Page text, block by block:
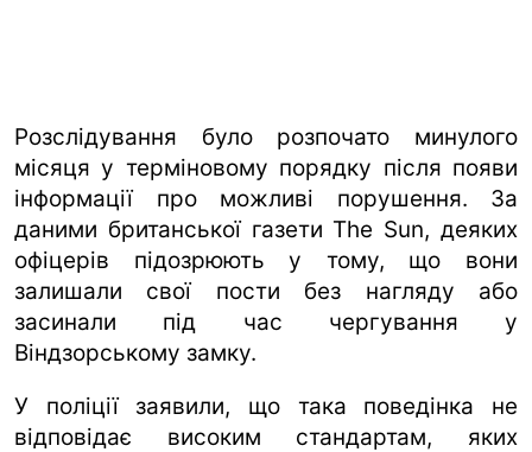
Розслідування було розпочато минулого
місяця у терміновому порядку після появи
інформації про можливі порушення. За
даними британської газети The Sun, деяких
офіцерів підозрюють у тому, що вони
залишали свої пости без нагляду або
засинали під час чергування у
Віндзорському замку.
У поліції заявили, що така поведінка не
відповідає високим стандартам, яких